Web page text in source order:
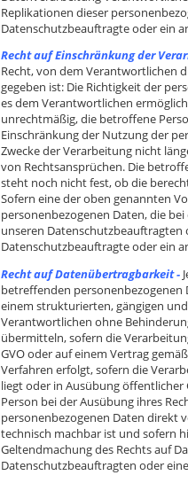
Replikationen dieser
Datenschutzbeauftragte oder ein
Recht auf Einschränkung der
Recht, von dem Verantwortlichen
gegeben ist: Die Richtigkeit der
es dem Verantwortlichen
unrechtmäßig, die betroffene
Einschränkung der Nutzung der
Zwecke der Verarbeitung nicht
von Rechtsansprüchen. Die
steht noch nicht fest, ob die
Sofern eine der oben genannten
personenbezogenen Daten, die
unseren
Datenschutzbeauftragte oder ein
Recht auf Datenübertragbarkeit -
betreffenden
einem strukturierten, gängigen
Verantwortlichen ohne
übermitteln, sofern die
GVO oder auf einem Vertrag
Verfahren erfolgt, sofern die
liegt oder in Ausübung
Person bei der Ausübung ihres
personenbezogenen Daten direkt
technisch machbar ist und sofern
Geltendmachung des Rechts auf
Datenschutzbeauftragten oder